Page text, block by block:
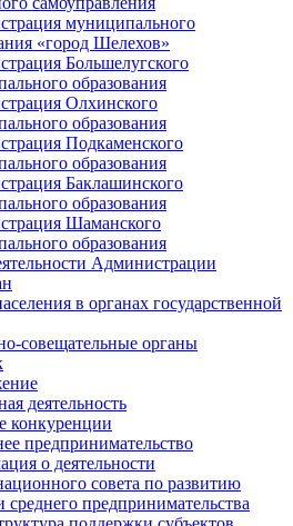
муниципального
«город Шелехов»
Большелугского
образования
Олхинского
образования
Подкаменского
образования
Баклашинского
образования
Шаманского
образования
Администрации
в органах государственной
совещательные органы
деятельность
конкуренции
предпринимательство
о деятельности
совета по развитию
среднего предпринимательства